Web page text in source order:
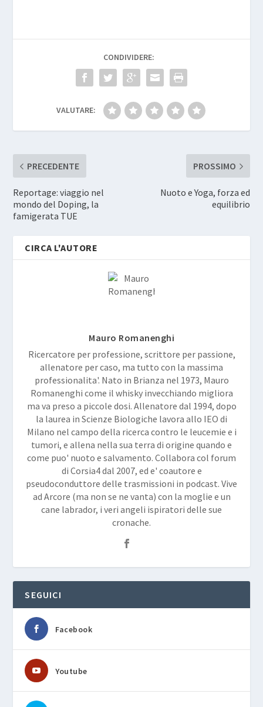
CONDIVIDERE:
VALUTARE:
PRECEDENTE
Reportage: viaggio nel
mondo del Doping, la
famigerata TUE
PROSSIMO
Nuoto e Yoga, forza ed
equilibrio
CIRCA L'AUTORE
Mauro Romanenghi
Ricercatore per professione, scrittore per passione,
allenatore per caso, ma tutto con la massima
professionalita'. Nato in Brianza nel 1973, Mauro
Romanenghi come il whisky invecchiando migliora
ma va preso a piccole dosi. Allenatore dal 1994, dopo
la laurea in Scienze Biologiche lavora allo IEO di
Milano nel campo della ricerca contro le leucemie e i
tumori, e allena nella sua terra di origine quando e
come puo' nuoto e salvamento. Collabora col forum
di Corsia4 dal 2007, ed e' coautore e
pseudoconduttore delle trasmissioni in podcast. Vive
ad Arcore (ma non se ne vanta) con la moglie e un
cane labrador, i veri angeli ispiratori delle sue
cronache.
SEGUICI
Facebook
Youtube